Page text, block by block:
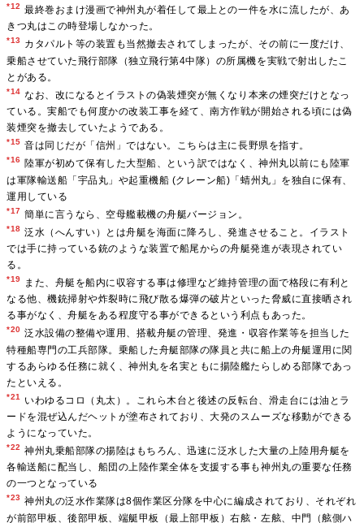
*12 最終巻おまけ漫画で神州丸が着任して最上との一件を水に流したが、あ
きつ丸はこの時登場しなかった。
*13 カタパルト等の装置も当然撤去されてしまったが、その前に一度だけ、
乗船させていた飛行部隊（独立飛行第4中隊）の所属機を実戦で射出したこ
とがある。
*14 なお、改になるとイラストの偽装煙突が無くなり本来の煙突だけとなっ
ている。実船でも何度かの改装工事を経て、南方作戦が開始される頃には偽
装煙突を撤去していたようである。
*15 音は同じだが「信州」ではない。こちらは主に長野県を指す。
*16 陸軍が初めて保有した大型船、という訳ではなく、神州丸以前にも陸軍
は軍隊輸送船「宇品丸」や起重機船 (クレーン船)「蜻州丸」を独自に保有、
運用している
*17 簡単に言うなら、空母艦載機の舟艇バージョン。
*18 泛水（へんすい）とは舟艇を海面に降ろし、発進させること。イラスト
では手に持っている銃のような装置で船尾からの舟艇発進が表現されてい
る。
*19
また、舟艇を船内に収容する事は修理など維持管理の面で格段に有利と
なる他、機銃掃射や炸裂時に飛び散る爆弾の破片といった脅威に直接晒され
る事がなく、舟艇をある程度守る事ができるという利点もあった。
*20 泛水設備の整備や運用、搭載舟艇の管理、発進・収容作業等を担当した
特種船専門の工兵部隊。乗船した舟艇部隊の隊員と共に船上の舟艇運用に関
するあらゆる任務に就く、神州丸を名実ともに揚陸艦たらしめる部隊であっ
たといえる。
*21
いわゆるコロ（丸太）。これら木台と後述の反転台、滑走台には油とラ
ードを混ぜ込んだヘットが塗布されており、大発のスムーズな移動ができる
ようになっていた。
*22 神州丸乗船部隊の揚陸はもちろん、迅速に泛水した大量の上陸用舟艇を
各輸送船に配当し、船団の上陸作業全体を支援する事も神州丸の重要な任務
の一つとなっている
*23 神州丸の泛水作業隊は8個作業区分隊を中心に編成されており、それぞれ
が前部甲板、後部甲板、端艇甲板（最上部甲板）右舷・左舷、中門（舷側ハ